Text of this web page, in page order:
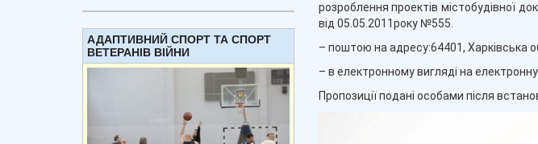
АДАПТИВНИЙ СПОРТ ТА СПОРТ
ВЕТЕРАНІВ ВІЙНИ
розроблення проектів містобудівної
від 05.05.2011року №555.
– поштою на адресу:64401, Харківська
– в електронному вигляді на
Пропозиції подані особами після